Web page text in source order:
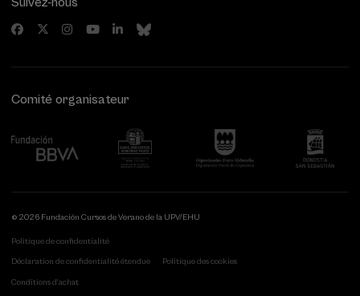
Suivez-nous
Comité organisateur
© 2026 Fundación Cursos de Verano de la UPV/EHU
Politique de confidentialité
Déclaration de confidentialité étendue Politique des cookies
Conditions d'achat